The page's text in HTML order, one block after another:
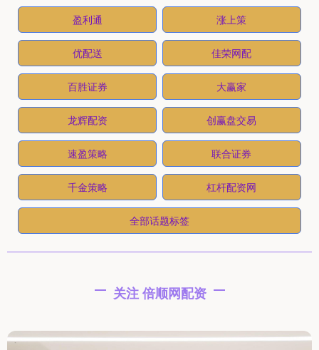
盈利通 涨上策
优配送 佳荣网配
百胜证券 大赢家
龙辉配资 创赢盘交易
速盈策略 联合证券
千金策略 杠杆配资网
全部话题标签
关注 倍顺网配资